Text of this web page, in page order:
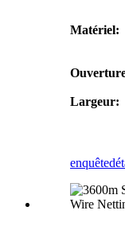
Matériel:
Largeur:
enquête